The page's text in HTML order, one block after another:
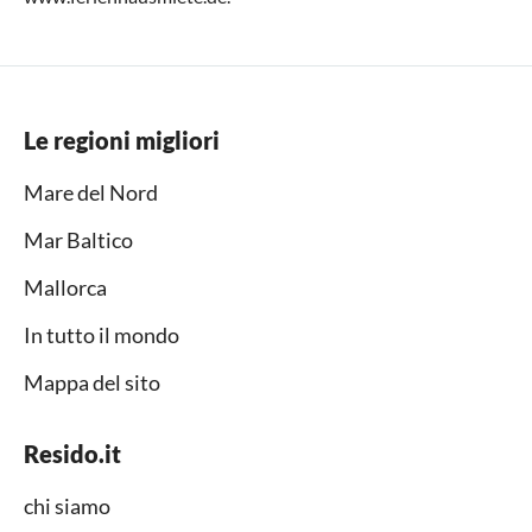
Le regioni migliori
Mare del Nord
Mar Baltico
Mallorca
In tutto il mondo
Mappa del sito
Resido.it
chi siamo